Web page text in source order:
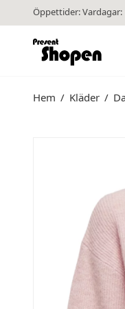
Öppettider: Vardagar:
Hem / Kläder /